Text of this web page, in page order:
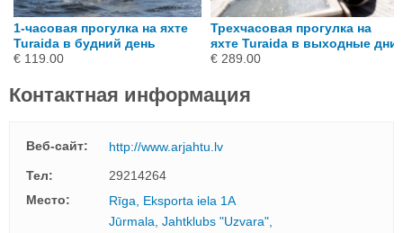
1-часовая прогулка на яхте
Turaida в будний день
€ 119.00
Трехчасовая прогулка на
яхте Turaida в выходные дни
€ 289.00
Контактная информация
Веб-сайт:
http://www.arjahtu.lv
Тел:
29214264
Mесто:
Rīga, Eksporta iela 1A
Jūrmala, Jahtklubs "Uzvara",